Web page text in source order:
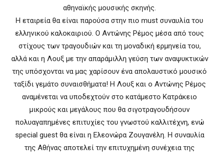
αθηναϊκής μουσικής σκηνής.
Η εταιρεία θα είναι παρούσα στην πιο must συναυλία του
ελληνικού καλοκαιριού. Ο Αντώνης Ρέμος μέσα από τους
στίχους των τραγουδιών και τη μοναδική ερμηνεία του,
αλλά και η Λουξ με την απαράμιλλη γεύση των αναψυκτικών
της υπόσχονται να μας χαρίσουν ένα απολαυστικό μουσικό
ταξίδι γεμάτο συναισθήματα! Η Λουξ και ο Αντώνης Ρέμος
αναμένεται να υποδεχτούν στο κατάμεστο Κατράκειο
μικρούς και μεγάλους που θα σιγοτραγουδήσουν
πολυαγαπημένες επιτυχίες του γνωστού καλλιτέχνη, ενώ
special guest θα είναι η Ελεονώρα Ζουγανέλη. Η συναυλία
της Αθήνας αποτελεί την επιτυχημένη συνέχεια της